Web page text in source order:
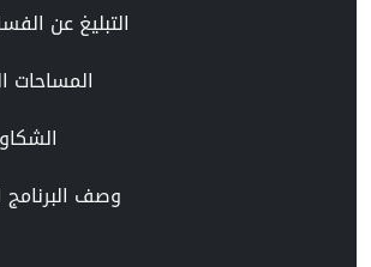
التبليغ عن
المساحات
وصف البرنامج